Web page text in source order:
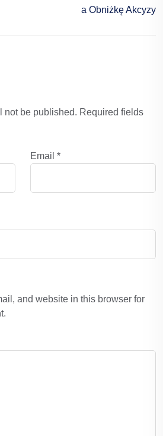
A Obniżkę Akcyzy
not be published. Required fields
Email *
and website in this browser for